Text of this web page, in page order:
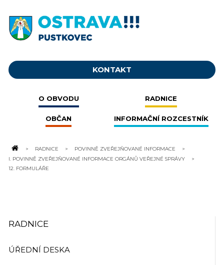
KONTAKT
O OBVODU RADNICE
OBČAN INFORMAČNÍ ROZCESTNÍK
RADNICE
POVINNĚ ZVEŘEJŇOVANÉ INFORMACE
I. POVINNĚ ZVEŘEJŇOVANÉ INFORMACE ORGÁNŮ VEŘEJNÉ SPRÁVY
12. FORMULÁŘE
RADNICE
ÚŘEDNÍ DESKA